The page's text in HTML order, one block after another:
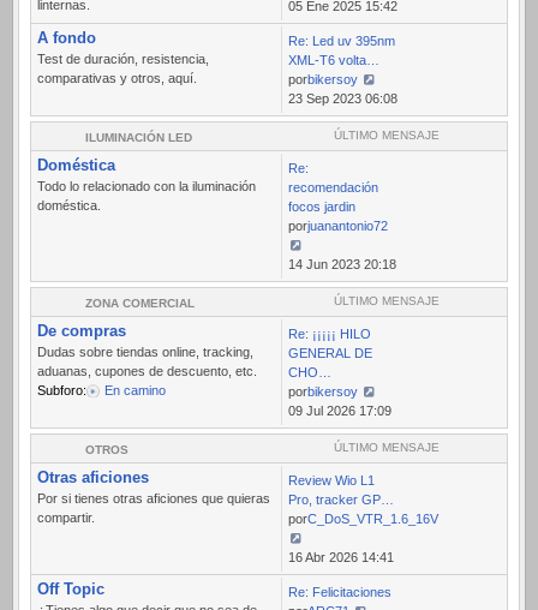
linternas.
Ver
último
mensaje
05 Ene 2025 15:42
A fondo
Test de duración, resistencia,
comparativas y otros, aquí.
Re: Led uv 395nm
XML-T6 volta…
porbikersoy
Ver
último
mensaje
23 Sep 2023 06:08
ILUMINACIÓN LED ÚLTIMO MENSAJE
Doméstica
Todo lo relacionado con la iluminación
doméstica.
Re:
recomendación
focos jardin
porjuanantonio72
Ver
último
mensaje
14 Jun 2023 20:18
ZONA COMERCIAL ÚLTIMO MENSAJE
De compras
Dudas sobre tiendas online, tracking,
aduanas, cupones de descuento, etc.
Subforo:
En camino
Re: ¡¡¡¡¡ HILO
GENERAL DE
CHO…
porbikersoy
Ver
último
mensaje
09 Jul 2026 17:09
OTROS ÚLTIMO MENSAJE
Otras aficiones
Por si tienes otras aficiones que quieras
compartir.
Review Wio L1
Pro, tracker GP…
porC_DoS_VTR_1.6_16V
Ver
último
mensaje
16 Abr 2026 14:41
Off Topic
Re: Felicitaciones